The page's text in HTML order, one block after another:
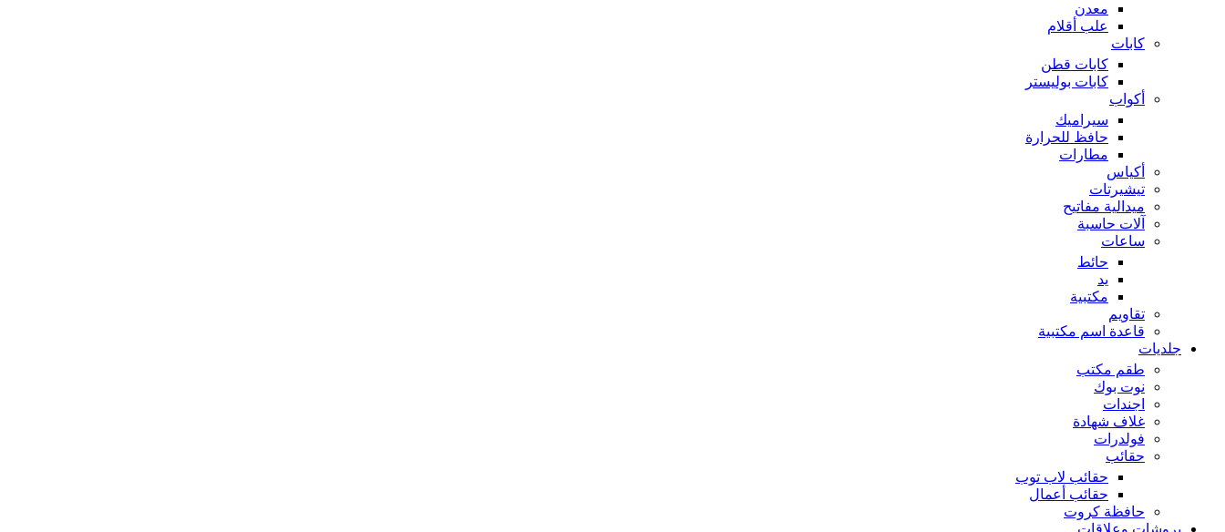
معدن
علب أقلام
كابات
كابات قطن
كابات بوليستر
أكواب
سيراميك
حافظ للحرارة
مطارات
أكياس
تيشيرتات
ميدالية مفاتيح
آلات حاسبة
ساعات
حائط
يد
مكتبية
تقاويم
قاعدة اسم مكتبية
جلديات
طقم مكتب
نوت بوك
اجندات
غلاف شهادة
فولدرات
حقائب
حقائب لاب توب
حقائب أعمال
حافظة كروت
بروشات وعلاقات